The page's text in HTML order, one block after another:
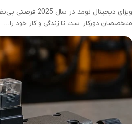
ویزای دیجیتال نومد در
متخصصان دورکار است تا زندگی و کار خود را…